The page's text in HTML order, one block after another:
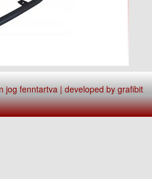
jog fenntartva | developed bygrafibit